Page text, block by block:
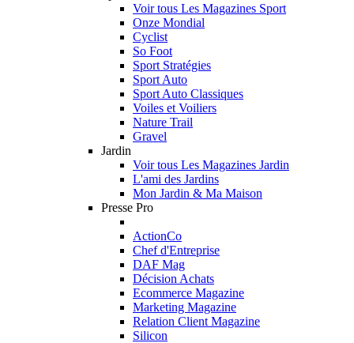
Voir tous Les Magazines Sport
Onze Mondial
Cyclist
So Foot
Sport Stratégies
Sport Auto
Sport Auto Classiques
Voiles et Voiliers
Nature Trail
Gravel
Jardin
Voir tous Les Magazines Jardin
L'ami des Jardins
Mon Jardin & Ma Maison
Presse Pro
ActionCo
Chef d'Entreprise
DAF Mag
Décision Achats
Ecommerce Magazine
Marketing Magazine
Relation Client Magazine
Silicon